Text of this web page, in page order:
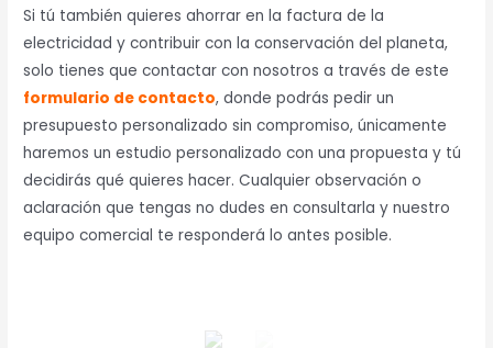
Si tú también quieres ahorrar en la factura de la
electricidad y contribuir con la conservación del planeta,
solo tienes que contactar con nosotros a través de este
formulario de contacto, donde podrás pedir un
presupuesto personalizado sin compromiso, únicamente
haremos un estudio personalizado con una propuesta y tú
decidirás qué quieres hacer. Cualquier observación o
aclaración que tengas no dudes en consultarla y nuestro
equipo comercial te responderá lo antes posible.